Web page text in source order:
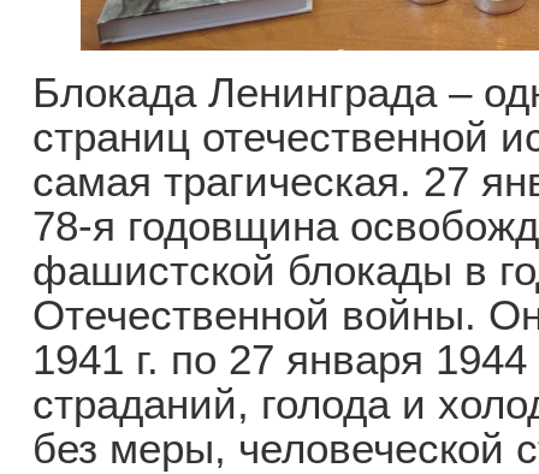
Блокада Ленинграда –
страниц отечественной
самая трагическая. 27
78-я годовщина
фашистской блокады в
Отечественной войны.
1941 г. по 27 января
страданий, голода и
без меры, человеческой